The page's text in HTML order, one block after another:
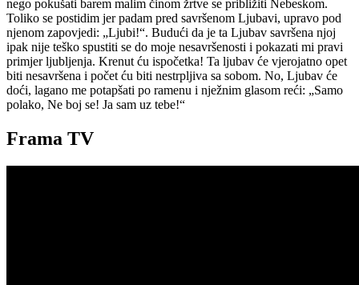
nego pokušati barem malim činom žrtve se približiti Nebeskom.
Toliko se postidim jer padam pred savršenom Ljubavi, upravo pod
njenom zapovjedi: „Ljubi!“. Budući da je ta Ljubav savršena njoj
ipak nije teško spustiti se do moje nesavršenosti i pokazati mi pravi
primjer ljubljenja. Krenut ću ispočetka! Ta ljubav će vjerojatno opet
biti nesavršena i počet ću biti nestrpljiva sa sobom. No, Ljubav će
doći, lagano me potapšati po ramenu i nježnim glasom reći: „Samo
polako, Ne boj se! Ja sam uz tebe!“
Frama TV